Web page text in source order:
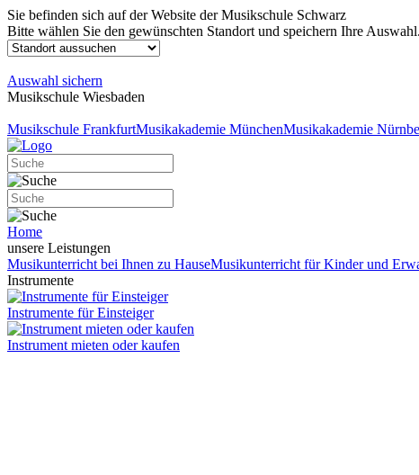
Sie befinden sich auf der Website der Musikschule Schwarz
Bitte wählen Sie den gewünschten Standort und speichern Ihre Auswahl.
Auswahl sichern
Musikschule Wiesbaden
Musikschule FrankfurtMusikakademie MünchenMusikakademie
Home
unsere Leistungen
Musikunterricht bei Ihnen zu HauseMusikunterricht für Kinder und
Instrumente
Instrumente für Einsteiger
Instrument mieten oder kaufen